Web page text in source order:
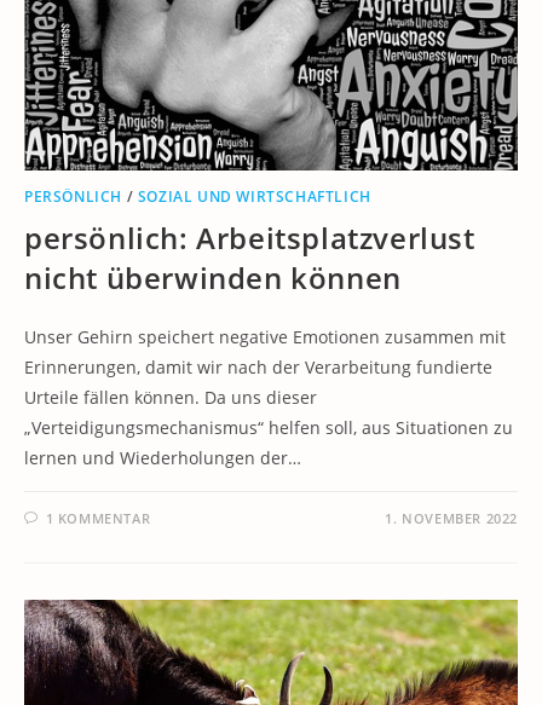
PERSÖNLICH / SOZIAL UND WIRTSCHAFTLICH
persönlich: Arbeitsplatzverlust
nicht überwinden können
Unser Gehirn speichert negative Emotionen zusammen mit
Erinnerungen, damit wir nach der Verarbeitung fundierte
Urteile fällen können. Da uns dieser
„Verteidigungsmechanismus“ helfen soll, aus Situationen zu
lernen und Wiederholungen der…
1 KOMMENTAR 1. NOVEMBER 2022